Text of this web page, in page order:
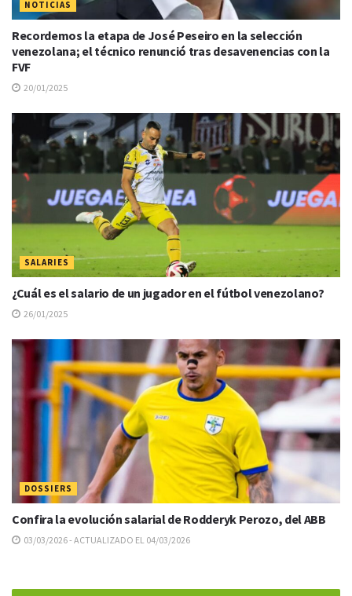
NOTICIAS
Recordemos la etapa de José Peseiro en la selección
venezolana; el técnico renunció tras desavenencias con la
FVF
20/01/2025
SALARIES
¿Cuál es el salario de un jugador en el fútbol venezolano?
26/01/2025
DOSSIERS
Confira la evolución salarial de Rodderyk Perozo, del ABB
03/03/2026 - ACTUALIZADO EL 04/03/2026